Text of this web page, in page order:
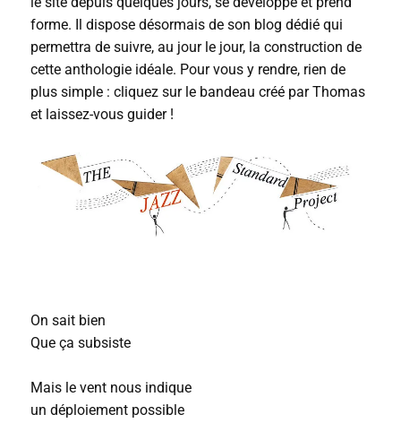
forme. Il dispose désormais de son blog dédié qui
permettra de suivre, au jour le jour, la construction de
cette anthologie idéale. Pour vous y rendre, rien de
plus simple : cliquez sur le bandeau créé par Thomas
et laissez-vous guider !
On sait bien
Que ça subsiste
Mais le vent nous indique
un déploiement possible